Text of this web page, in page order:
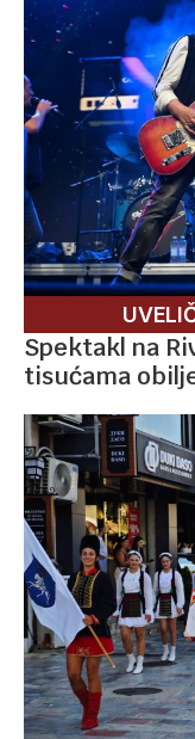
Spektakl na
tisućama